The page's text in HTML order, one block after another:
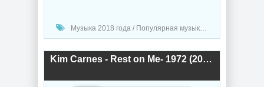
Музыка 2018 года / Популярная музыка / Рок - альтернативная музыка
Kim Carnes - Rest on Me- 1972 (2018) торрент